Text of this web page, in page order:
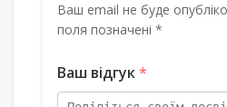
Ваш email не буде
поля позначені *
Ваш відгук*